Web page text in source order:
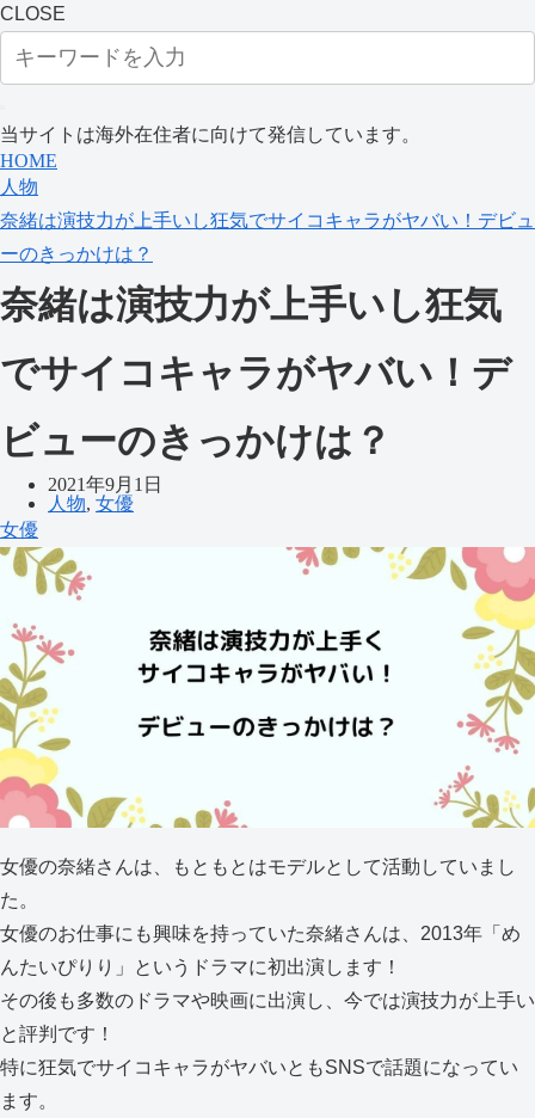
CLOSE
当サイトは海外在住者に向けて発信しています。
HOME
人物
奈緒は演技力が上手いし狂気でサイコキャラがヤバい！デビュ
ーのきっかけは？
奈緒は演技力が上手いし狂気
でサイコキャラがヤバい！デ
ビューのきっかけは？
2021年9月1日
人物, 女優
女優
女優の奈緒さんは、もともとはモデルとして活動していまし
た。
女優のお仕事にも興味を持っていた奈緒さんは、2013年「め
んたいぴりり」というドラマに初出演します！
その後も多数のドラマや映画に出演し、今では演技力が上手い
と評判です！
特に狂気でサイコキャラがヤバいともSNSで話題になってい
ます。